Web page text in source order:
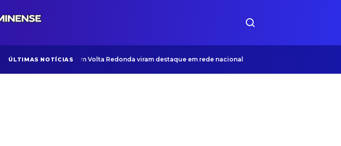
ÚLTIMAS NOTÍCIAS
Políticas para idosos em Volta Redonda viram destaque em rede nacional